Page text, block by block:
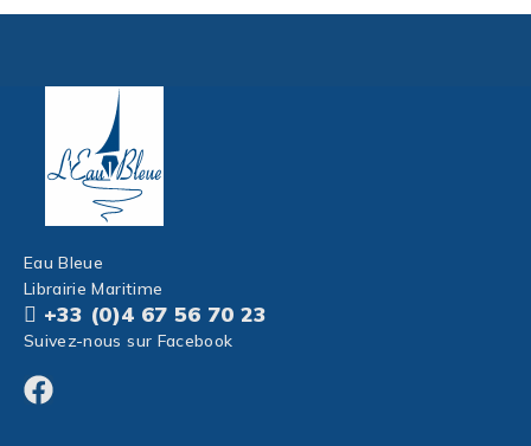
Eau Bleue
Librairie Maritime
+33 (0)4 67 56 70 23
Suivez-nous sur Facebook